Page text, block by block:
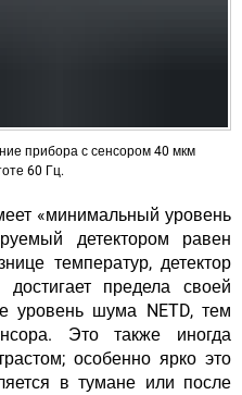
прибора с сенсором 40 мкм
60 Гц.
«минимальный уровень
детектором равен
температур, детектор
предела своей
уровень шума NETD, тем
Это также иногда
; особенно ярко это
в тумане или после